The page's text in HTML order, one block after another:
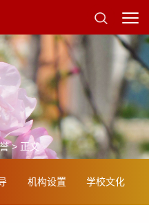
> 正文
机构设置 学校文化